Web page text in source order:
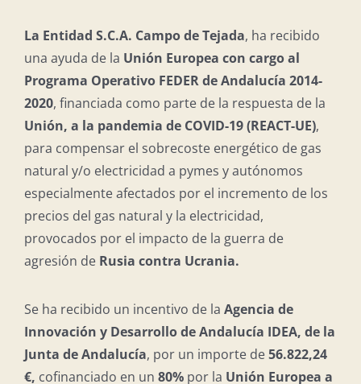
La Entidad S.C.A. Campo de Tejada, ha recibido
una ayuda de la Unión Europea con cargo al
Programa Operativo FEDER de Andalucía 2014-
2020, financiada como parte de la respuesta de la
Unión, a la pandemia de COVID-19 (REACT-UE),
para compensar el sobrecoste energético de gas
natural y/o electricidad a pymes y autónomos
especialmente afectados por el incremento de los
precios del gas natural y la electricidad,
provocados por el impacto de la guerra de
agresión de Rusia contra Ucrania.
Se ha recibido un incentivo de la Agencia de
Innovación y Desarrollo de Andalucía IDEA, de la
Junta de Andalucía, por un importe de56.822,24
€, cofinanciado en un 80%por la Unión Europea a